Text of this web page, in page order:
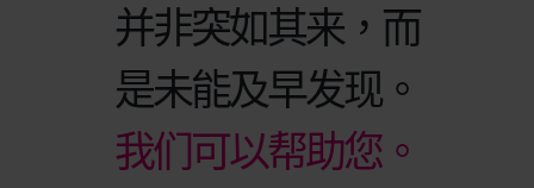
并非突如其来，而
是未能及早发现。
我们可以帮助您。